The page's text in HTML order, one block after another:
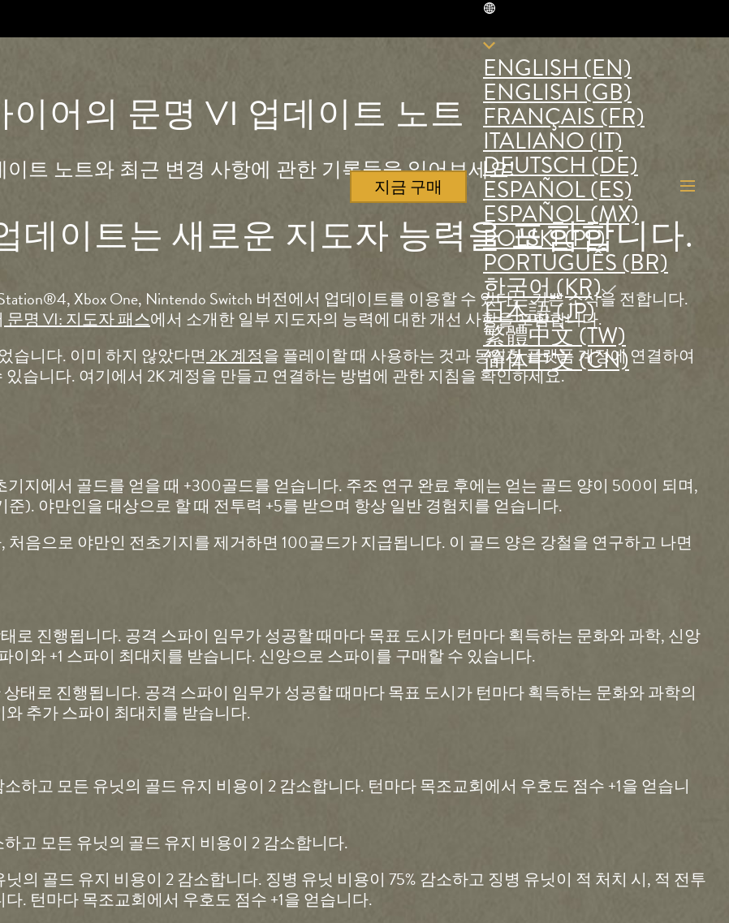
지금 구매
ENGLISH (EN)
ENGLISH (GB)
FRANÇAIS (FR)
ITALIANO (IT)
DEUTSCH (DE)
ESPAÑOL (ES)
ESPAÑOL (MX)
POLSKI (PL)
PORTUGUÊS (BR)
한국어 (KR)
日本語 (JP)
繁體中文 (TW)
简体中文 (CN)
이어의 문명 VI 업데이트 노트
이트 노트와 최근 변경 사항에 관한 기록들을 읽어보세요!
데이트는 새로운 지도자 능력을 포함합니다.
Xbox One, Nintendo Switch 버전에서 업데이트를 이용할 수 있다는 기쁜 소식을 전합니다.
문명 VI: 지도자 패스에서 소개한 일부 지도자의 능력에 대한 개선 사항을 포함합니다.
습니다. 이미 하지 않았다면 2K 계정을 플레이할 때 사용하는 것과 동일한 플랫폼 계정에 연결하여
습니다. 여기에서 2K 계정을 만들고 연결하는 방법에 관한 지침을 확인하세요.
지에서 골드를 얻을 때 +300골드를 얻습니다. 주조 연구 완료 후에는 얻는 골드 양이 500이 되며,
). 야만인을 대상으로 할 때 전투력 +5를 받으며 항상 일반 경험치를 얻습니다.
음으로 야만인 전초기지를 제거하면 100골드가 지급됩니다. 이 골드 양은 강철을 연구하고 나면
로 진행됩니다. 공격 스파이 임무가 성공할 때마다 목표 도시가 턴마다 획득하는 문화와 과학, 신앙
이와 +1 스파이 최대치를 받습니다. 신앙으로 스파이를 구매할 수 있습니다.
태로 진행됩니다. 공격 스파이 임무가 성공할 때마다 목표 도시가 턴마다 획득하는 문화와 과학의
추가 스파이 최대치를 받습니다.
하고 모든 유닛의 골드 유지 비용이 2 감소합니다. 턴마다 목조교회에서 우호도 점수 +1을 얻습니
고 모든 유닛의 골드 유지 비용이 2 감소합니다.
의 골드 유지 비용이 2 감소합니다. 징병 유닛 비용이 75% 감소하고 징병 유닛이 적 처치 시, 적 전투
. 턴마다 목조교회에서 우호도 점수 +1을 얻습니다.